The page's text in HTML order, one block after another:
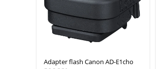
Adapter flash Canon AD-E1cho